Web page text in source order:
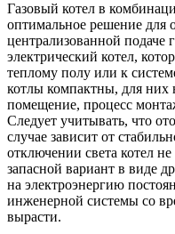
Газовый котел в
оптимальное решение для
централизованной подаче
электрический котел,
теплому полу или к
котлы компактны, для них
помещение, процесс
Следует учитывать, что
случае зависит от
отключении света котел
запасной вариант в виде
на электроэнергию
инженерной системы со
вырасти.